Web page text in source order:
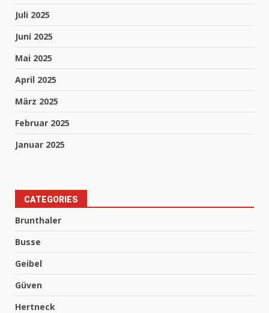
Juli 2025
Juni 2025
Mai 2025
April 2025
März 2025
Februar 2025
Januar 2025
CATEGORIES
Brunthaler
Busse
Geibel
Güven
Hertneck